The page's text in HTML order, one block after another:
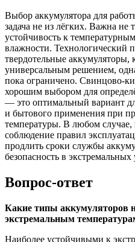
Выбор аккумулятора для
задача не из лёгких. Важна не
устойчивость к
влажности. Технологический
твердотельные аккумуляторы,
универсальным решением,
пока ограничено. Свинцово-
хорошим выбором для
— это оптимальный вариант
и бытового применения при
температуры. В любом
соблюдение правил
продлить сроки службы
безопасность в экстремальных
Вопрос-ответ
Какие типы аккумуляторов
экстремальным
Наиболее устойчивыми к